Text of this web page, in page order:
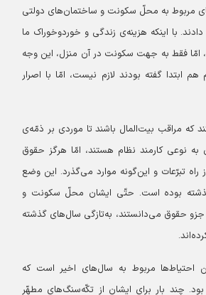
مربوط به محلّ سکونت و ساختمان‌های دولتی
با اینکه هزینه‌ی زندگی و خوردوخوراک ما
امّا فقط به جهت سکونت در آن منزل، این وجه
ابتدا گفته بودند لازم نیست، امّا با اصرار
که مراقب بیت‌المال باشند تا موردی بر ذمّه‌ی
به نوعی کارمند نظام هستند، امّا هرگز حقوق
تبرّعات و این‌گونه موارد می‌گذرد. این وضع
بوده است. حتّی ایشان محلّ سکونت و
جزو حقوق می‌دانستند، به‌تازگی سال‌های گذشته
احتیاط‌ها مربوط به سال‌های اخیر است که
چند بار برای ایشان از تکّه‌سنگ‌های مطهّر